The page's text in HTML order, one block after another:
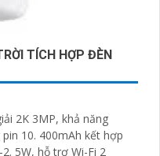
TÍCH HỢP ĐÈN
2K 3MP, khả năng
10. 400mAh kết hợp
5W, hỗ trợ Wi-Fi 2